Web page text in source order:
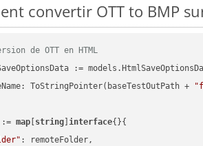
convertir OTT to BMP
de OTT en HTML
:=
ToStringPointer(baseTestOutPath +
:= map string ]interface{}{
: remoteFolder,